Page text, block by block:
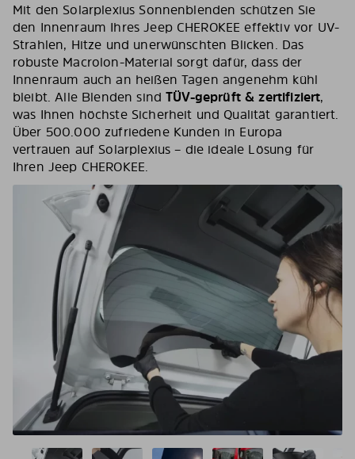
Mit den Solarplexius Sonnenblenden schützen Sie
den Innenraum Ihres Jeep CHEROKEE effektiv vor UV-
Strahlen, Hitze und unerwünschten Blicken. Das
robuste Macrolon-Material sorgt dafür, dass der
Innenraum auch an heißen Tagen angenehm kühl
bleibt. Alle Blenden sindTÜV-geprüft & zertifiziert,
was Ihnen höchste Sicherheit und Qualität garantiert.
Über 500.000 zufriedene Kunden in Europa
vertrauen auf Solarplexius – die ideale Lösung für
Ihren Jeep CHEROKEE.